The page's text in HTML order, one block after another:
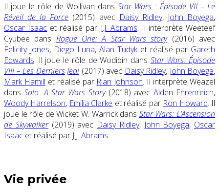
Il joue le rôle de Wollivan dansStar Wars : Épisode VII – Le
Réveil de la Force (2015) avec Daisy Ridley, John Boyega,
Oscar Isaac et réalisé par J.J. Abrams. Il interprète Weeteef
Cyubee dans Rogue One: A Star Wars story(2016) avec
Felicity Jones, Diego Luna, Alan Tudyket réalisé par Gareth
Edwards. Il joue le rôle de Wodibin dans Star Wars: Épisode
VIII – Les Derniers Jedi (2017) avec Daisy Ridley, John Boyega,
Mark Hamill et réalisé par Rian Johnson. Il interprète Weazel
dansSolo: A Star Wars Story(2018) avec Alden Ehrenreich,
Woody Harrelson, Emilia Clarke et réalisé par Ron Howard. Il
joue le rôle de Wicket W. Warrick dans Star Wars: L’Ascension
de Skywalker(2019) avec Daisy Ridley, John Boyega, Oscar
Isaac et réalisé par J.J. Abrams.
Vie privée